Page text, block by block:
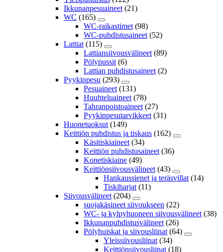
Ikkunanpesuaineet (21)
WC (165)
WC-raikastimet (98)
WC-puhdistusaineet (52)
Lattiat (115)
Lattiansiivousvälineet (89)
Pölypussit (6)
Lattian puhdistusaineet (2)
Pyykinpesu (293)
Pesuaineet (131)
Huuhteluaineet (78)
Tahranpoistoaineet (27)
Pyykinpesutarvikkeet (31)
Huonetuoksut (149)
Keittiön puhdistus ja tiskaus (162)
Käsitiskiaineet (34)
Keittiön puhdistusaineet (36)
Konetiskiaine (49)
Keittiönsiivousvälineet (43)
Hankaussienet ja teräsvillat (14)
Tiskiharjat (11)
Siivousvälineet (204)
suojakäsineet siivoukseen (22)
WC- ja kylpyhuoneen siivousvälineet (38)
Ikkunanpuhdistusvälineet (26)
Pölyhuiskat ja siivousliinat (64)
Yleissiivousliinat (34)
Keittiönsiivousliinat (18)